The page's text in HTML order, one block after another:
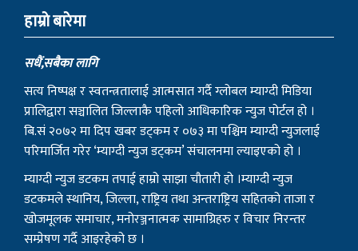
हाम्राे बारेमा
सधैं,सबैका लागि
सत्य निष्पक्ष र स्वतन्त्रतालाई आत्मसात गर्दै ग्लोबल म्याग्दी मिडिया
प्रालिद्वारा सञ्चालित जिल्लाकै पहिलो आधिकारिक न्युज पोर्टल हो ।
बि.सं २०७२ मा दिप खबर डट्कम र ०७३ मा पश्चिम म्याग्दी न्युजलाई
परिमार्जित गरेर ‘म्याग्दी न्युज डट्कम’ संचालनमा ल्याइएको हो ।
म्याग्दी न्युज डटकम तपाई हाम्रो साझा चौतारी हो ।म्याग्दी न्युज
डटकमले स्थानिय, जिल्ला, राष्ट्रिय तथा अन्तराष्ट्रिय सहितको ताजा र
खोजमूलक समाचार, मनोरञ्जनात्मक सामाग्रिहरु र विचार निरन्तर
सम्प्रेषण गर्दै आइरहेको छ ।